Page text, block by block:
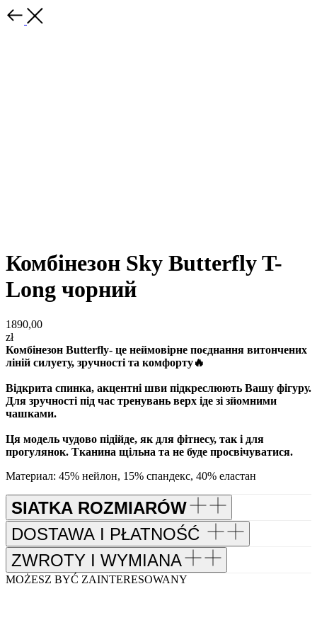
Комбінезон Sky Butterfly T-
Long чорний
1890,00
zł
Комбінезон Butterfly- це неймовірне поєднання витончених
ліній силуету, зручності та комфорту🔥
Відкрита спинка, акцентні шви підкреслюють Вашу фігуру.
Для зручності під час тренувань верх іде зі зйомними
чашками.
Ця модель чудово підійде, як для фітнесу, так і для
прогулянок. Тканина щільна та не буде просвічуватися.
Материал: 45% нейлон, 15% спандекс, 40% еластан
SIATKA ROZMIARÓW
DOSTAWA I PŁATNOŚĆ
ZWROTY I WYMIANA
MOŻESZ BYĆ ZAINTERESOWANY